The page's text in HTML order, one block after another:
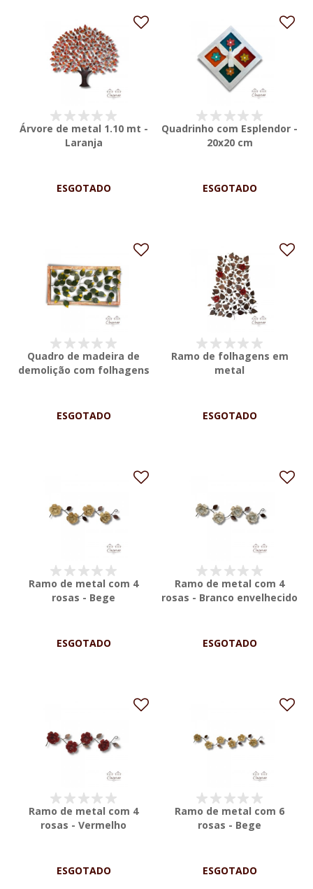
Árvore de metal 1.10 mt -
Laranja
ESGOTADO
Quadrinho com Esplendor -
20x20 cm
ESGOTADO
Quadro de madeira de
demolição com folhagens
ESGOTADO
Ramo de folhagens em
metal
ESGOTADO
Ramo de metal com 4
rosas - Bege
ESGOTADO
Ramo de metal com 4
rosas - Branco envelhecido
ESGOTADO
Ramo de metal com 4
rosas - Vermelho
ESGOTADO
Ramo de metal com 6
rosas - Bege
ESGOTADO